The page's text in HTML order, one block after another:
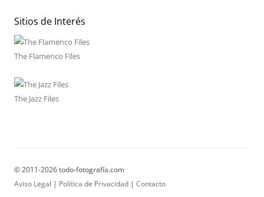
Sitios de Interés
The Flamenco Files
The Jazz Files
© 2011-2026 todo-fotografía.com
Aviso Legal | Política de Privacidad | Contacto